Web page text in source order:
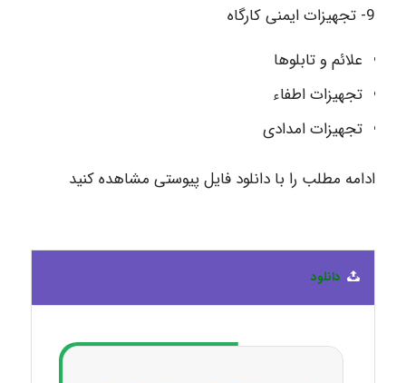
9- تجهیزات ایمنی کارگاه
علائم و تابلوها
تجهیزات اطفاء
تجهیزات امدادی
ادامه مطلب را با دانلود فایل پیوستی مشاهده کنید
دانلود